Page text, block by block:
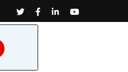
TwitterFacebook
LinkedinYoutube